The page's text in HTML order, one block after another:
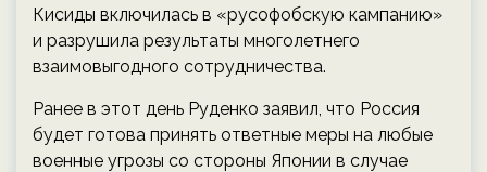
Кисиды включилась в «русофобскую кампанию»
и разрушила результаты многолетнего
взаимовыгодного сотрудничества.
Ранее в этот день Руденко заявил, что Россия
будет готова принять ответные меры на любые
военные угрозы со стороны Японии в случае